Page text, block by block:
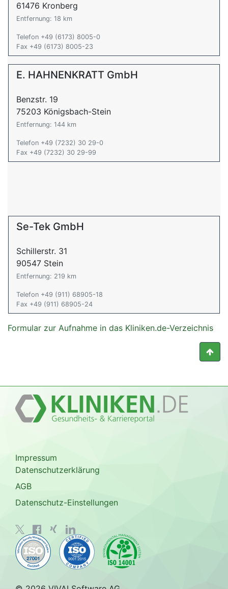
61476 Kronberg
Entfernung: 18 km
Telefon +49 (6173) 8005-0
Fax +49 (6173) 8005-23
E. HAHNENKRATT GmbH
Benzstr. 19
75203 Königsbach-Stein
Entfernung: 144 km
Telefon +49 (7232) 30 29-0
Fax +49 (7232) 30 29-99
Se-Tek GmbH
Schillerstr. 31
90547 Stein
Entfernung: 219 km
Telefon +49 (911) 68905-18
Fax +49 (911) 68905-24
Formular zur Aufnahme in das Kliniken.de-Verzeichnis
Impressum
Datenschutzerklärung
AGB
Datenschutz-Einstellungen